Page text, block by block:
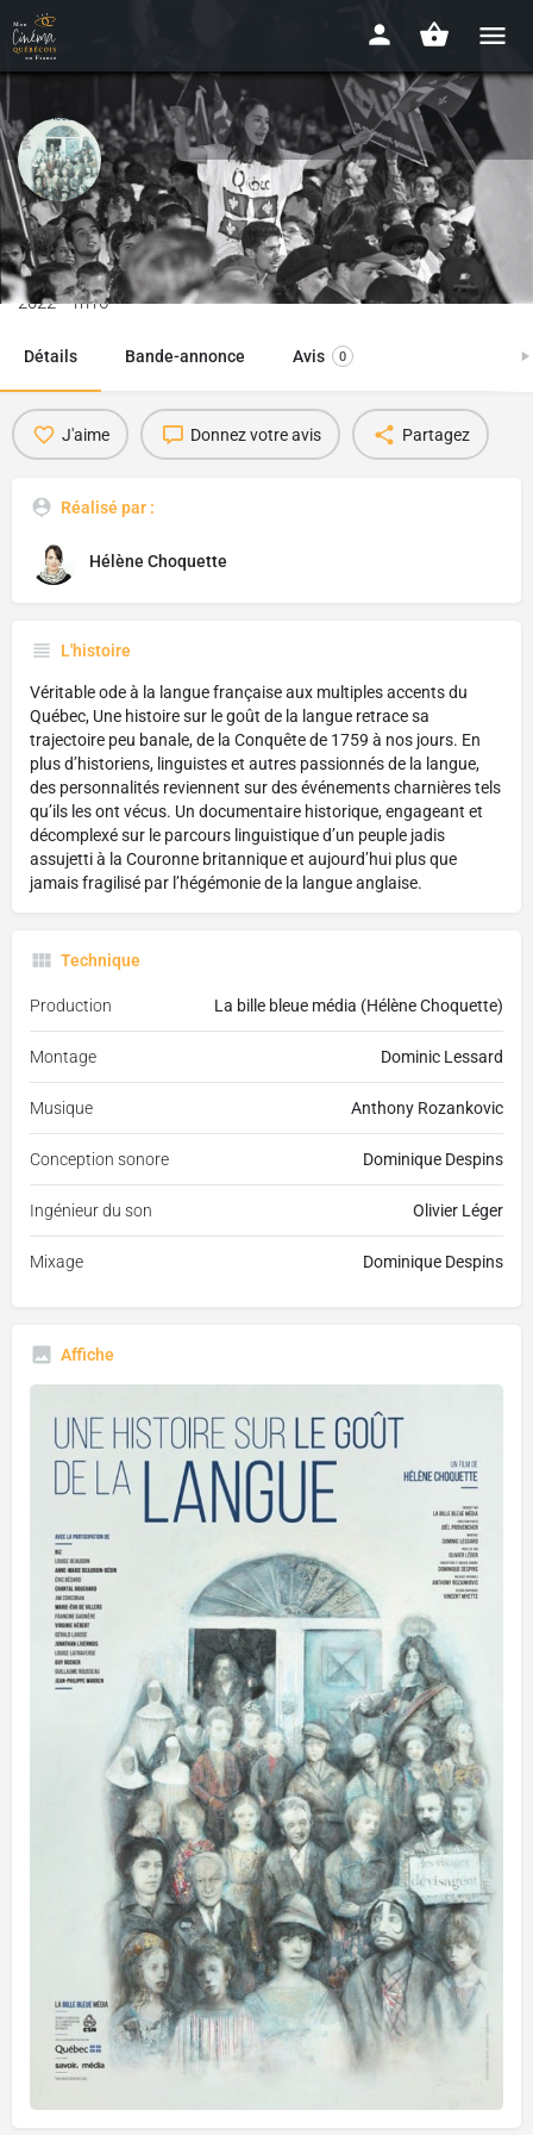
Une histoire sur le goût de la
langue
2022 - 1h16
Détails Bande-annonce Avis 0
J'aime Donnez votre avis Partagez
Réalisé par :
Hélène Choquette
L'histoire
Véritable ode à la langue française aux multiples accents du
Québec, Une histoire sur le goût de la langue retrace sa
trajectoire peu banale, de la Conquête de 1759 à nos jours. En
plus d’historiens, linguistes et autres passionnés de la langue,
des personnalités reviennent sur des événements charnières tels
qu’ils les ont vécus. Un documentaire historique, engageant et
décomplexé sur le parcours linguistique d’un peuple jadis
assujetti à la Couronne britannique et aujourd’hui plus que
jamais fragilisé par l’hégémonie de la langue anglaise.
Technique
Production La bille bleue média (Hélène Choquette)
Montage Dominic Lessard
Musique Anthony Rozankovic
Conception sonore Dominique Despins
Ingénieur du son Olivier Léger
Mixage Dominique Despins
Affiche